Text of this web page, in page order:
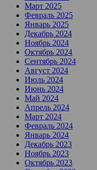
Март 2025
Февраль 2025
Январь 2025
Декабрь 2024
Ноябрь 2024
Октябрь 2024
Сентябрь 2024
Август 2024
Июль 2024
Июнь 2024
Май 2024
Апрель 2024
Март 2024
Февраль 2024
Январь 2024
Декабрь 2023
Ноябрь 2023
Октябрь 2023